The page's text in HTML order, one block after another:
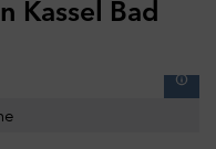
Kassel Bad